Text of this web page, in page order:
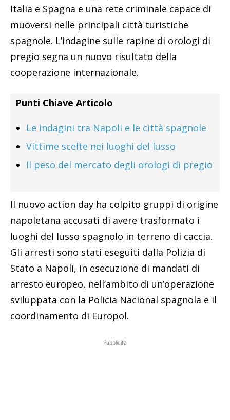
Italia e Spagna e una rete criminale capace di
muoversi nelle principali città turistiche
spagnole. L’indagine sulle rapine di orologi di
pregio segna un nuovo risultato della
cooperazione internazionale.
Punti Chiave Articolo
Le indagini tra Napoli e le città spagnole
Vittime scelte nei luoghi del lusso
Il peso del mercato degli orologi di pregio
Il nuovo action day ha colpito gruppi di origine
napoletana accusati di avere trasformato i
luoghi del lusso spagnolo in terreno di caccia.
Gli arresti sono stati eseguiti dalla Polizia di
Stato a Napoli, in esecuzione di mandati di
arresto europeo, nell’ambito di un’operazione
sviluppata con la Policia Nacional spagnola e il
coordinamento di Europol.
Pubblicità